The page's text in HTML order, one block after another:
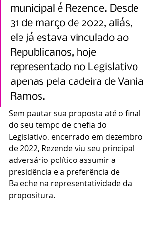
municipal é Rezende. Desde
31 de março de 2022, aliás,
ele já estava vinculado ao
Republicanos, hoje
representado no Legislativo
apenas pela cadeira de Vania
Ramos.
Sem pautar sua proposta até o final
do seu tempo de chefia do
Legislativo, encerrado em dezembro
de 2022, Rezende viu seu principal
adversário político assumir a
presidência e a preferência de
Baleche na representatividade da
propositura.